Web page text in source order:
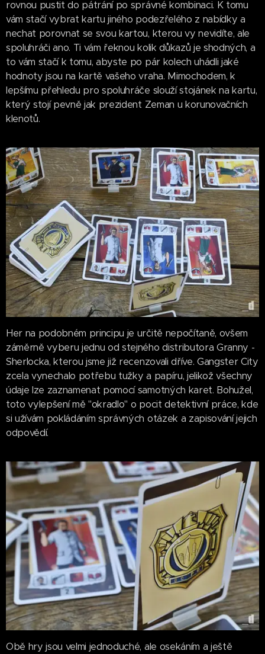
rovnou pustit do pátrání po správné kombinaci. K tomu
vám stačí vybrat kartu jiného podezřelého z nabídky a
nechat porovnat se svou kartou, kterou vy nevidíte, ale
spoluhráči ano. Ti vám řeknou kolik důkazů je shodných, a
to vám stačí k tomu, abyste po pár kolech uhádli jaké
hodnoty jsou na kartě vašeho vraha. Mimochodem, k
lepšímu přehledu pro spoluhráče slouží stojánek na kartu,
který stojí pevně jak prezident Zeman u korunovačních
klenotů.
Her na podobném principu je určitě nepočítaně, ovšem
záměrně vyberu jednu od stejného distributora Granny -
Sherlocka, kterou jsme již recenzovali dříve. Gangster City
zcela vynechalo potřebu tužky a papíru, jelikož všechny
údaje lze zaznamenat pomocí samotných karet. Bohužel,
toto vylepšení mě "okradlo" o pocit detektivní práce, kde
si užívám pokládáním správných otázek a zapisování jejich
odpovědí.
Obě hry jsou velmi jednoduché, ale osekáním a ještě